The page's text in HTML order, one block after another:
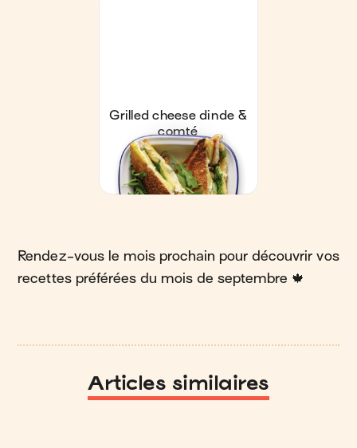
Rendez-vous le mois prochain pour découvrir vos
recettes préférées du mois de septembre 🍁
Articles similaires